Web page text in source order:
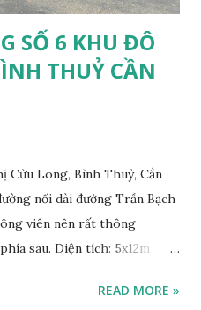
SỐ 6 KHU ĐÔ
THUỶ CẦN
Cửu Long, Bình Thuỷ, Cần
nối dài đường Trần Bạch
viên nên rất thông
sau. Diện tích: 5x12m
Giá bán: 1 tỷ 650, bao phí
READ MORE »